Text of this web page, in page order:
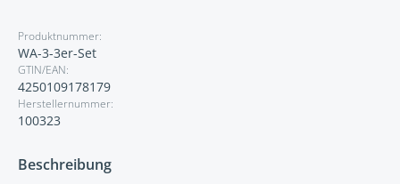
Produktnummer:
WA-3-3er-Set
GTIN/EAN:
4250109178179
Herstellernummer:
100323
Beschreibung